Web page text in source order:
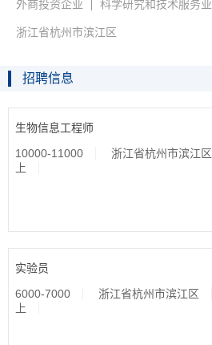
外商投资企业 科学研究和技术服务业
浙江省杭州市滨江区
招聘信息
生物信息工程师
10000-11000 浙江省杭州市滨江区
上
实验员
6000-7000 浙江省杭州市滨江区
上